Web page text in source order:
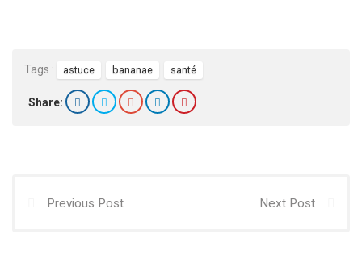
Tags : astuce bananae santé
Share:
Previous Post Next Post